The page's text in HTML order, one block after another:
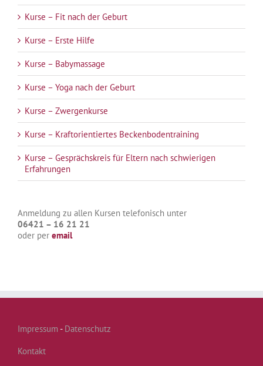
Kurse – Fit nach der Geburt
Kurse – Erste Hilfe
Kurse – Babymassage
Kurse – Yoga nach der Geburt
Kurse – Zwergenkurse
Kurse – Kraftorientiertes Beckenbodentraining
Kurse – Gesprächskreis für Eltern nach schwierigen
Erfahrungen
Anmeldung zu allen Kursen telefonisch unter
06421 – 16 21 21
oder per email
Impressum - Datenschutz
Kontakt